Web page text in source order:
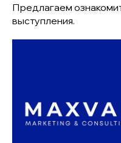
Предлагаем
выступления.